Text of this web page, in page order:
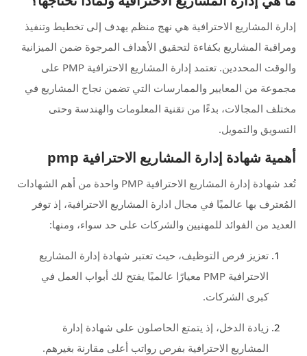
إدارة المشاريع الاحترافية هي نهج منظم يهدف إلى تخطيط وتنفيذ
ومراقبة المشاريع بكفاءة لتحقيق الأهداف المرجوة ضمن الميزانية
والوقت المحددين. تعتمد إدارة المشاريع الاحترافية PMP على
مجموعة من المعايير والممارسات التي تضمن نجاح المشاريع في
مختلف المجالات، بدءًا من تقنية المعلومات والهندسة وحتى
التسويق والتمويل.
أهمية شهادة إدارة المشاريع الاحترافية pmp
تُعد شهادة إدارة المشاريع الاحترافية PMP واحدة من أهم الشهادات
المُعترف بها عالميًا في مجال ادارة المشاريع الاحترافية، إذ توفر
العديد من الفوائد للمهنيين والشركات على حد سواء، ومنها:
تعزيز فرص التوظيف، حيث تعتبر شهادة إدارة المشاريع
الاحترافية PMP معيارًا عالميًا يفتح لك أبواب العمل في
كبرى الشركات.
زيادة الدخل، إذ يتمتع الحاصلون على شهادة إدارة
المشاريع الاحترافية بفرص رواتب أعلى مقارنة بغيرهم.